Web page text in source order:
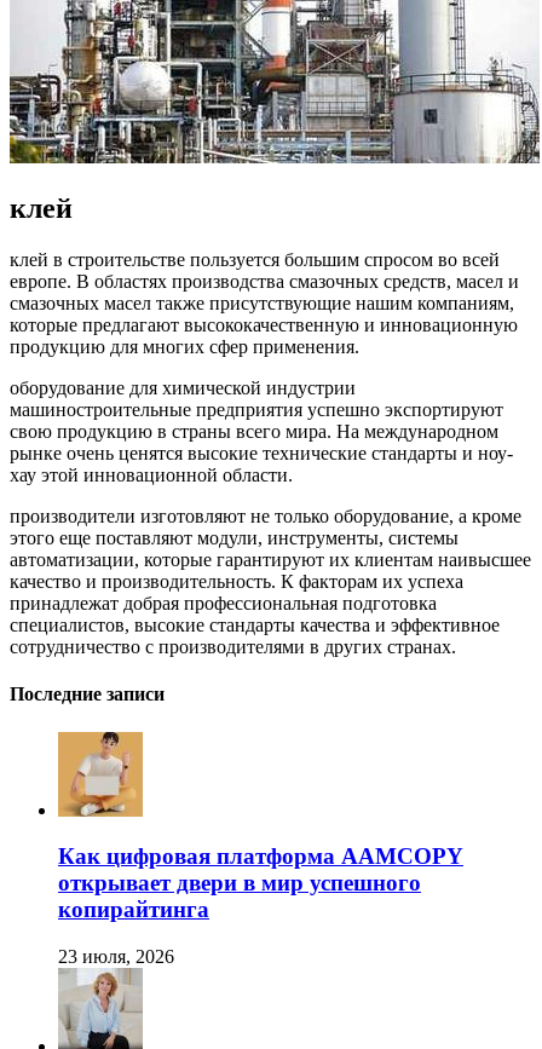
клей
клей в строительстве пользуется большим спросом во всей
европе. В областях производства смазочных средств, масел и
смазочных масел также присутствующие нашим компаниям,
которые предлагают высококачественную и инновационную
продукцию для многих сфер применения.
оборудование для химической индустрии
машиностроительные предприятия успешно экспортируют
свою продукцию в страны всего мира. На международном
рынке очень ценятся высокие технические стандарты и ноу-
хау этой инновационной области.
производители изготовляют не только оборудование, а кроме
этого еще поставляют модули, инструменты, системы
автоматизации, которые гарантируют их клиентам наивысшее
качество и производительность. К факторам их успеха
принадлежат добрая профессиональная подготовка
специалистов, высокие стандарты качества и эффективное
сотрудничество с производителями в других странах.
Последние записи
Как цифровая платформа AAMCOPY
открывает двери в мир успешного
копирайтинга
23 июля, 2026